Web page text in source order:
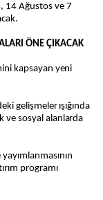
14 Ağustos ve 7
ÖNE ÇIKACAK
kapsayan yeni
gelişmeler ışığında
ve sosyal alanlarda
programı